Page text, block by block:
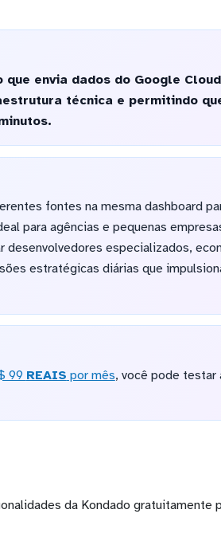
que envia dados do Google
técnica e permitindo
fontes na mesma dashboard
para agências e pequenas
especializados,
estratégicas diárias que
99 REAIS por mês, você pode testar
da Kondado gratuitamente